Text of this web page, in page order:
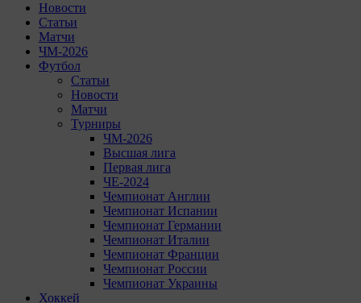
Новости
Статьи
Матчи
ЧМ-2026
Футбол
Статьи
Новости
Матчи
Турниры
ЧМ-2026
Высшая лига
Первая лига
ЧЕ-2024
Чемпионат Англии
Чемпионат Испании
Чемпионат Германии
Чемпионат Италии
Чемпионат Франции
Чемпионат России
Чемпионат Украины
Хоккей